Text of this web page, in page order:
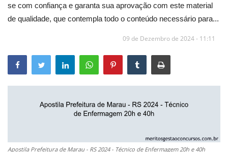
Combo Apostilas
se com confiança e garanta sua aprovação com este material
de qualidade, que contempla todo o conteúdo necessário para...
09 de Dezembro de 2024 - 11:11
Apostila Prefeitura de Marau - RS 2024 - Técnico de Enfermagem 20h e 40h